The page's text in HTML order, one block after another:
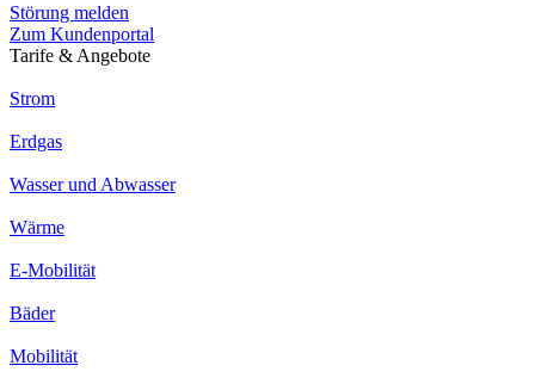
Störung melden
Zum Kundenportal
Tarife & Angebote
Strom
Erdgas
Wasser und Abwasser
Wärme
E-Mobilität
Bäder
Mobilität